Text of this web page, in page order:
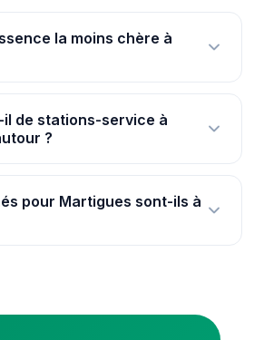
la moins chère à
et classe les 6 stations par
ruptures signalées. Les prix
il de stations-service à
?
avec leurs prix mis à jour en
carburant.
pour Martigues sont-ils à